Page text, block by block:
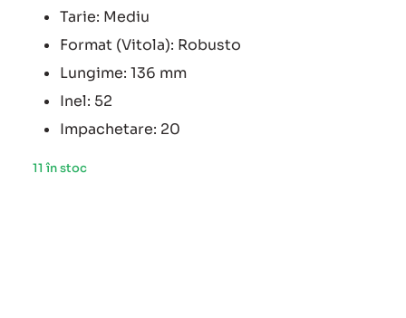
Tarie: Mediu
Format (Vitola): Robusto
Lungime: 136 mm
Inel: 52
Impachetare: 20
11 în stoc